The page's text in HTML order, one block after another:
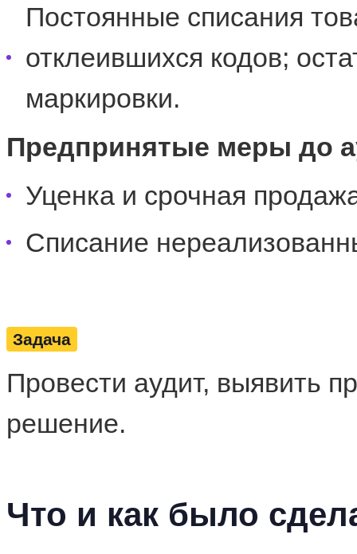
Постоянные списания
отклеившихся кодов;
маркировки.
Предпринятые меры до
Уценка и срочная
Списание
Задача
Провести аудит, выявить
решение.
Что и как было